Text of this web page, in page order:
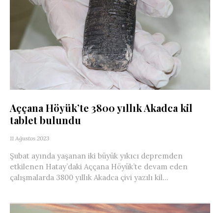
Aççana Höyük’te 3800 yıllık Akadca kil
tablet bulundu
11 Ağustos 2023
Şubat ayında yaşanan iki büyük yıkıcı depremden
etkilenen Hatay’daki Aççana Höyük’te devam eden
çalışmalarda 3800 yıllık Akadca çivi yazılı kil...